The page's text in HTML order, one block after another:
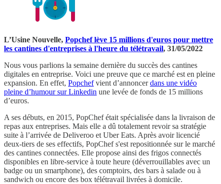
L’Usine Nouvelle, Popchef lève 15 millions d'euros pour mettre
les cantines d'entreprises à l'heure du télétravail, 31/05/2022
Nous vous parlions la semaine dernière du succès des cantines
digitales en entreprise. Voici une preuve que ce marché est en pleine
expansion. En effet, Popchefvient d’annoncerdans une vidéo
pleine d’humour sur Linkedin une levée de fonds de 15 millions
d’euros.
A ses débuts, en 2015, PopChef était spécialisée dans la livraison de
repas aux entreprises. Mais elle a dû totalement revoir sa stratégie
suite à l’arrivée de Deliveroo et Uber Eats. Après avoir licencié
deux-tiers de ses effectifs, PopChef s'est repositionnée sur le marché
des cantines connectées. Elle propose ainsi des frigos connectés
disponibles en libre-service à toute heure (déverrouillables avec un
badge ou un smartphone), des comptoirs, des bars à salade ou à
sandwich ou encore des box télétravail livrées à domicile.